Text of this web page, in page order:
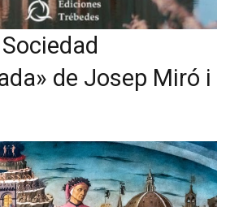
de Josep Miró i